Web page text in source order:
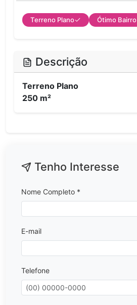
Terreno Plano Ótimo Bairro
Descrição
Terreno Plano
250 m²
Tenho Interesse
Nome Completo *
E-mail
Telefone